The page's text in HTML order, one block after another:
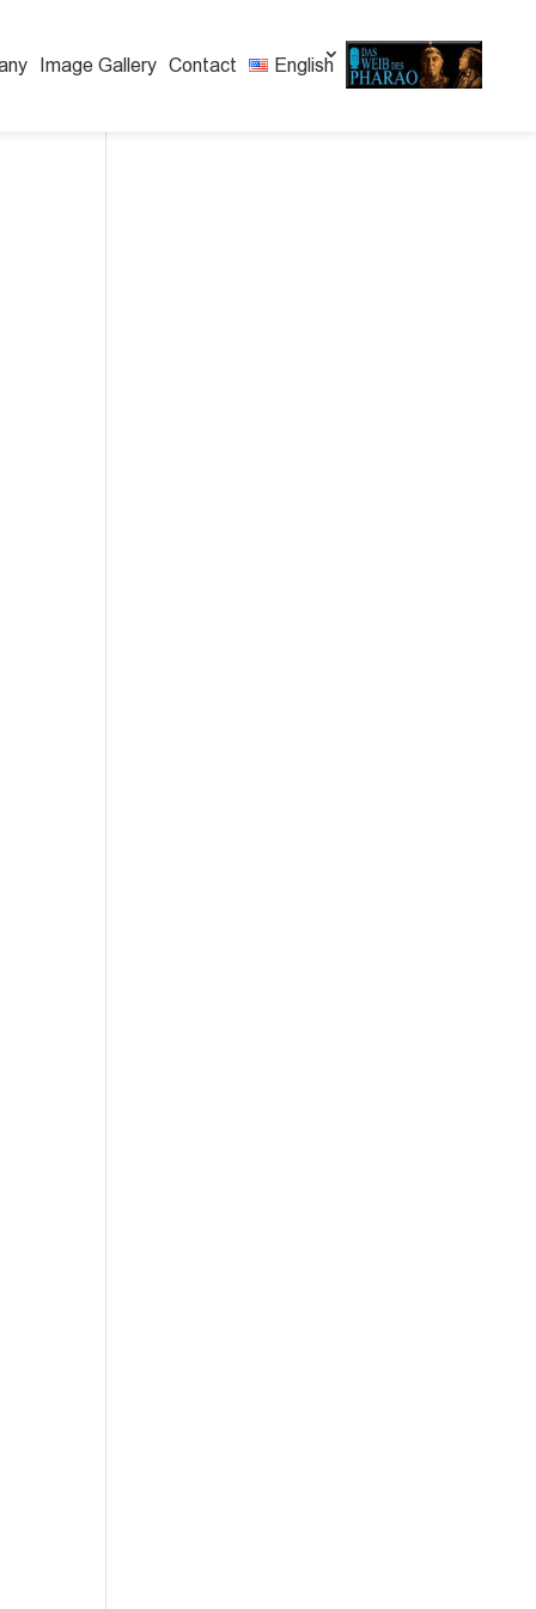
Image Gallery Contact English